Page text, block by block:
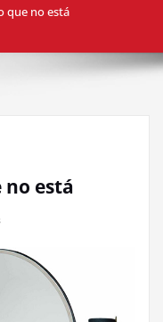
que no está
no está